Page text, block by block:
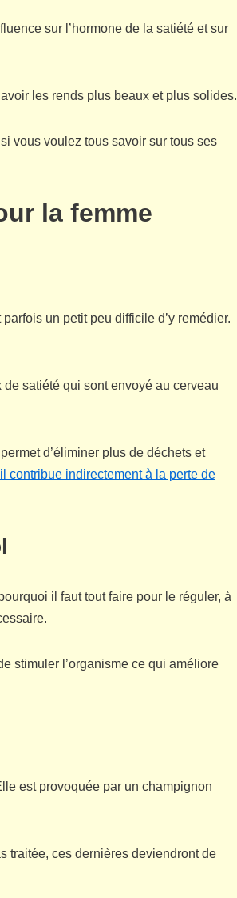
sur l’hormone de la satiété et sur
les rends plus beaux et plus solides.
vous voulez tous savoir sur tous ses
la femme
un petit peu difficile d’y remédier.
satiété qui sont envoyé au cerveau
d’éliminer plus de déchets et
contribue indirectement à la perte de
il faut tout faire pour le réguler, à
stimuler l’organisme ce qui améliore
est provoquée par un champignon
traitée, ces dernières deviendront de